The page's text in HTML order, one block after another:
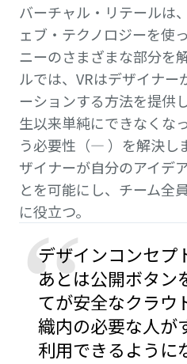
バーチャル・リテールは
ェブ・テクノロジーを使
ニーのさまざまな部分を
ルでは、VRはデザイナー
ーションする方法を提供
生以来単純にできなくな
う必要性（— ）を解決し
ザイナーが自分のアイデ
とを可能にし、チーム全
に役立つ。
“
デザインコンセプ
あとは公開ボタン
てが安全なクラウ
織内の必要な人が
利用できるように